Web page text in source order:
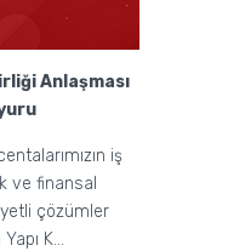
Anlaşması
iş
ve finansal
çözümler
K...